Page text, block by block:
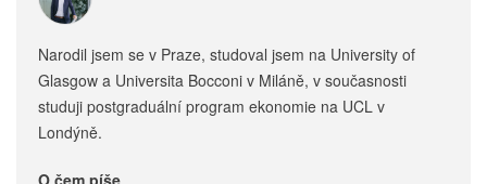
Narodil jsem se v Praze, studoval jsem na University of
Glasgow a Universita Bocconi v Miláně, v současnosti
studuji postgraduální program ekonomie na UCL v
Londýně.
O čem píše